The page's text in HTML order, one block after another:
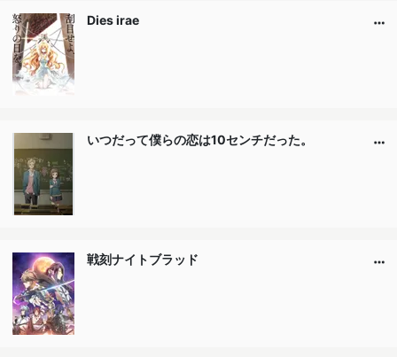
Dies irae
いつだって僕らの恋は10センチだった。
戦刻ナイトブラッド